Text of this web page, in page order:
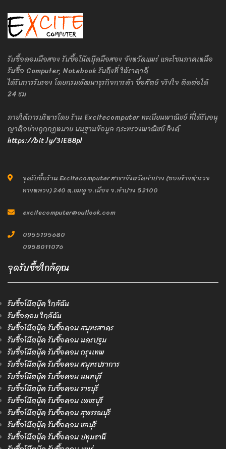
รับซื้อคอมมือสอง รับซื้อโน๊ตบุ๊คมือสอง จังหวัดแพร่ และโซนภาคเหนือ
รับซื้อ Computer, Notebook รับถึงที่ ให้ราคาดี
ได้รับการรับรอง โดยกรมพัฒนาธุรกิจการค้า ซื่อสัตย์ จริงใจ ติดต่อได้
24 ชม
ภายใต้การบริหารโดย ร้าน Excitecomputer ทะเบียนพาณิชย์ ที่ได้รับอนุ
ญาติอย่างถูกกฎหมาย บนฐานข้อมูล กระทรวงพาณิชย์ ลิงค์
https://bit.ly/3iE88pl
จุดรับซื้อร้าน Excitecomputer สาขาจังหวัดลำปาง (ซอยข้างตำรวจ
ทางหลวง) 240 ต.ชมพู อ.เมือง จ.ลำปาง 52100
excitecomputer@outlook.com
0955195680
0958011076
จุดรับซื้อใกล้คุณ
รับซื้อโน๊ตบุ๊ค ใกล้ฉัน
รับซื้อคอม ใกล้ฉัน
รับซื้อโน๊ตบุ๊ค รับซื้อคอม สมุทรสาคร
รับซื้อโน๊ตบุ๊ค รับซื้อคอม นครปฐม
รับซื้อโน๊ตบุ๊ค รับซื้อคอม กรุงเทพ
รับซื้อโน๊ตบุ๊ค รับซื้อคอม สมุทรปราการ
รับซื้อโน๊ตบุ๊ค รับซื้อคอม นนทบุรี
รับซื้อโน๊ตบุ๊ค รับซื้อคอม ราชบุรี
รับซื้อโน๊ตบุ๊ค รับซื้อคอม เพชรบุรี
รับซื้อโน๊ตบุ๊ค รับซื้อคอม สุพรรณบุรี
รับซื้อโน๊ตบุ๊ค รับซื้อคอม ชลบุรี
รับซื้อโน๊ตบุ๊ค รับซื้อคอม ปทุมธานี